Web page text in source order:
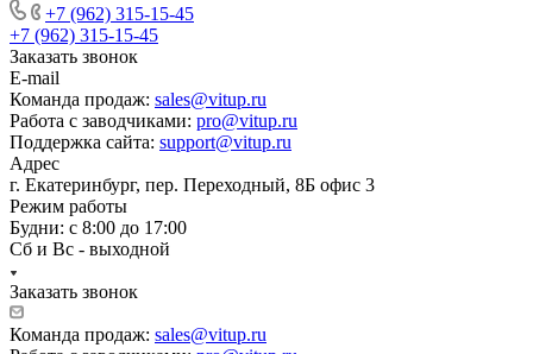
+7 (962) 315-15-45
+7 (962) 315-15-45
Заказать звонок
E-mail
Команда продаж: sales@vitup.ru
Работа с заводчиками: pro@vitup.ru
Поддержка сайта: support@vitup.ru
Адрес
г. Екатеринбург, пер. Переходный, 8Б офис 3
Режим работы
Будни: с 8:00 до 17:00
Сб и Вс - выходной
Заказать звонок
Команда продаж: sales@vitup.ru